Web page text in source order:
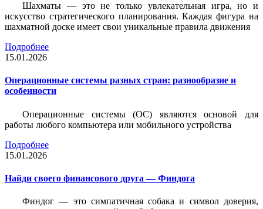
Шахматы — это не только увлекательная игра, но и
искусство стратегического планирования. Каждая фигура на
шахматной доске имеет свои уникальные правила движения
Подробнее
15.01.2026
Операционные системы разных стран: разнообразие и
особенности
Операционные системы (ОС) являются основой для
работы любого компьютера или мобильного устройства
Подробнее
15.01.2026
Найди своего финансового друга — Финдога
Финдог — это симпатичная собака и символ доверия,